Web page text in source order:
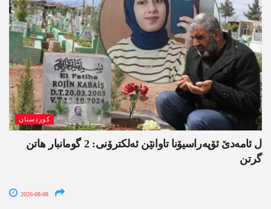
کوردستان
ل ئامەدێ ئۆپەراسیۆنا تاوانێن ئەلکترۆنی: 2 گومانبار ھاتن
گرتن
2026-08-08